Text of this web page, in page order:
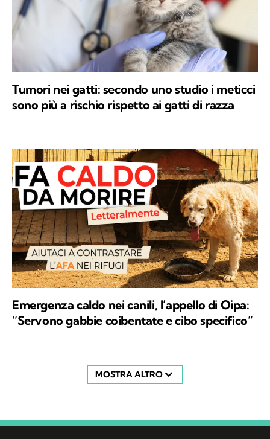
Tumori nei gatti: secondo uno studio i meticci
sono più a rischio rispetto ai gatti di razza
Emergenza caldo nei canili, l’appello di Oipa:
“Servono gabbie coibentate e cibo specifico”
MOSTRA ALTRO